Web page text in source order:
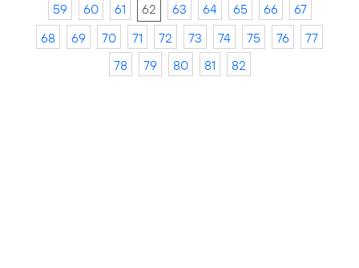
59
60 61 62 63 64 65 66
67
68
69 70 71 72 73 74 75 76
77
78
79 80 81 82